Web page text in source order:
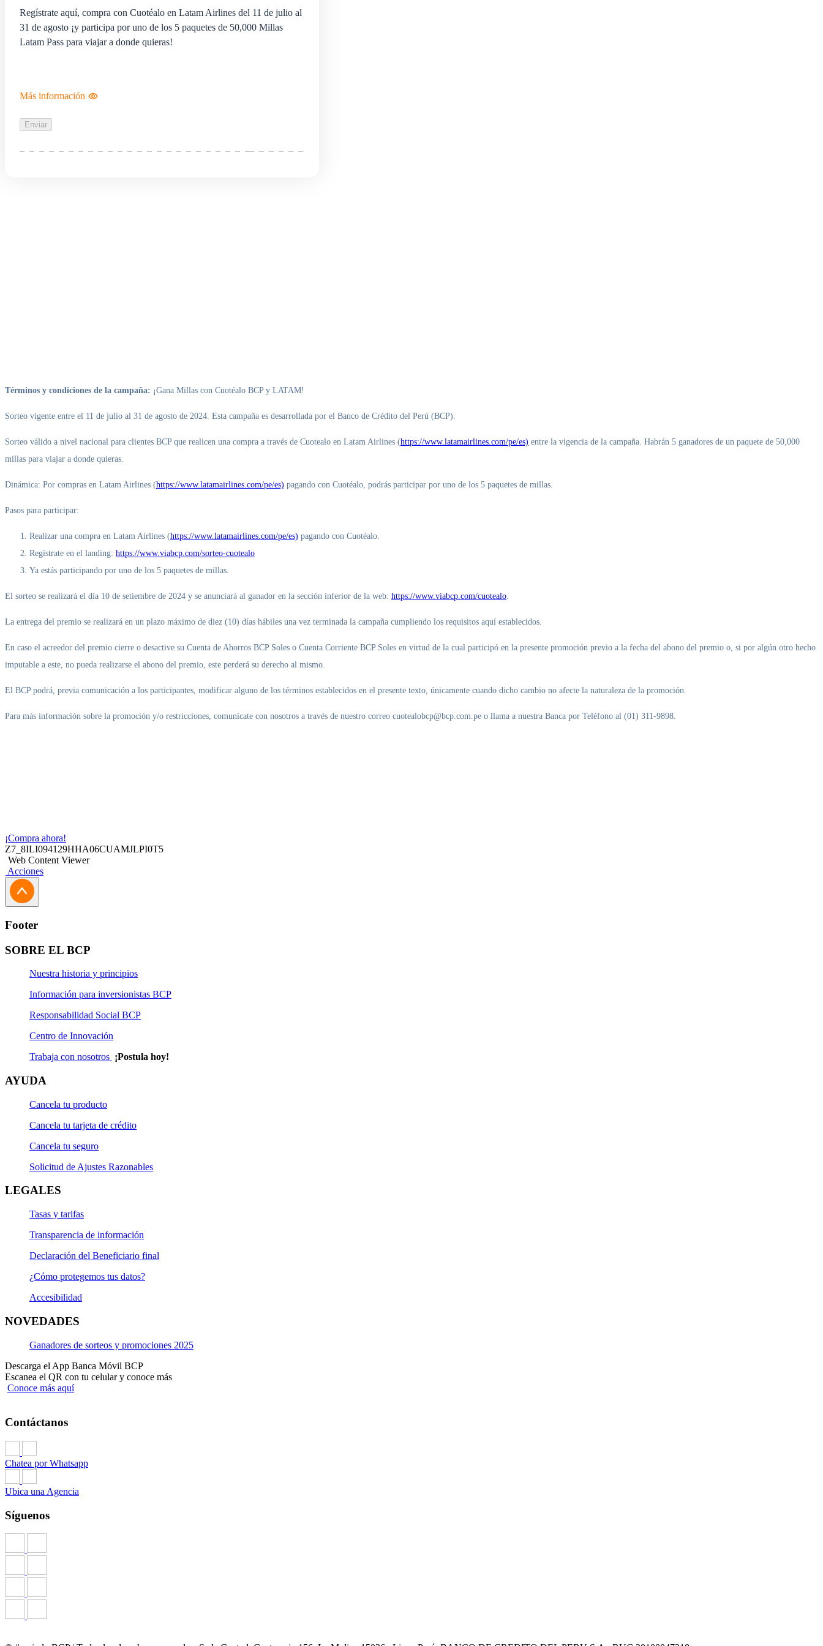
Regístrate aquí, compra con Cuotéalo en Latam Airlines del 11 de julio al
31 de agosto ¡y participa por uno de los 5 paquetes de 50,000 Millas
Latam Pass para viajar a donde quieras!
Más información
Enviar
Términos y condiciones de la campaña: ¡Gana Millas con Cuotéalo BCP y LATAM!
Sorteo vigente entre el 11 de julio al 31 de agosto de 2024. Esta campaña es desarrollada por el Banco de Crédito del Perú (BCP).
Sorteo válido a nivel nacional para clientes BCP que realicen una compra a través de Cuotealo en Latam Airlines (https://www.latamairlines.com/pe/es) entre la vigencia de la campaña. Habrán 5 ganadores de un paquete de 50,000
millas para viajar a donde quieras.
Dinámica: Por compras en Latam Airlines (https://www.latamairlines.com/pe/es) pagando con Cuotéalo, podrás participar por uno de los 5 paquetes de millas.
Pasos para participar:
Realizar una compra en Latam Airlines (https://www.latamairlines.com/pe/es) pagando con Cuotéalo.
Regístrate en el landing: https://www.viabcp.com/sorteo-cuotealo
Ya estás participando por uno de los 5 paquetes de millas.
El sorteo se realizará el día 10 de setiembre de 2024 y se anunciará al ganador en la sección inferior de la web: https://www.viabcp.com/cuotealo.
La entrega del premio se realizará en un plazo máximo de diez (10) días hábiles una vez terminada la campaña cumpliendo los requisitos aquí establecidos.
En caso el acreedor del premio cierre o desactive su Cuenta de Ahorros BCP Soles o Cuenta Corriente BCP Soles en virtud de la cual participó en la presente promoción previo a la fecha del abono del premio o, si por algún otro hecho
imputable a este, no pueda realizarse el abono del premio, este perderá su derecho al mismo.
El BCP podrá, previa comunicación a los participantes, modificar alguno de los términos establecidos en el presente texto, únicamente cuando dicho cambio no afecte la naturaleza de la promoción.
Para más información sobre la promoción y/o restricciones, comunícate con nosotros a través de nuestro correo cuotealobcp@bcp.com.pe o llama a nuestra Banca por Teléfono al (01) 311-9898.
¡Compra ahora!
Z7_8ILI094129HHA06CUAMJLPI0T5
Web Content Viewer
Acciones
Footer
SOBRE EL BCP
Nuestra historia y principios
Información para inversionistas BCP
Responsabilidad Social BCP
Centro de Innovación
Trabaja con nosotros ¡Postula hoy!
AYUDA
Cancela tu producto
Cancela tu tarjeta de crédito
Cancela tu seguro
Solicitud de Ajustes Razonables
LEGALES
Tasas y tarifas
Transparencia de información
Declaración del Beneficiario final
¿Cómo protegemos tus datos?
Accesibilidad
NOVEDADES
Ganadores de sorteos y promociones 2025
Descarga el App Banca Móvil BCP
Escanea el QR con tu celular y conoce más
Conoce más aquí
Contáctanos
Chatea por Whatsapp
Ubica una Agencia
Síguenos